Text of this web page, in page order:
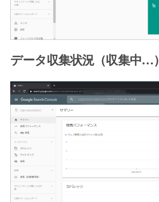
データ収集状況（収集中…）